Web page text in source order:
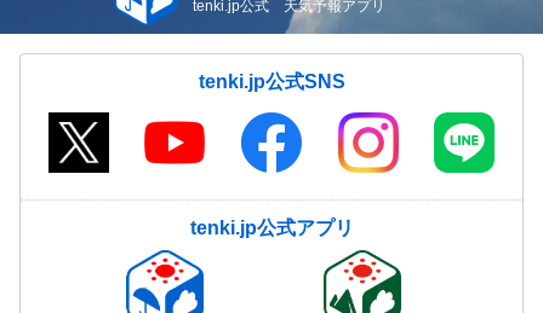
tenki.jp公式 天気予報アプリ
tenki.jp公式SNS
tenki.jp公式アプリ